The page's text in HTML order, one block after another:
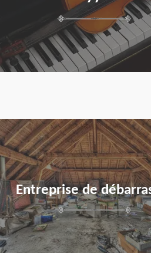
Entreprise de
en savoir plus